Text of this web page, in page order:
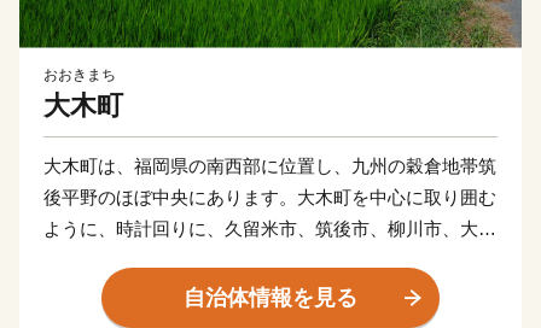
おおきまち
大木町
大木町は、福岡県の南西部に位置し、九州の穀倉地帯筑
後平野のほぼ中央にあります。大木町を中心に取り囲む
ように、時計回りに、久留米市、筑後市、柳川市、大川
福岡市から西鉄天神大牟田線を利用すると約1時間、車
で九州自動車道（八女インターチェンジ）を利用すると
自治体情報を見る